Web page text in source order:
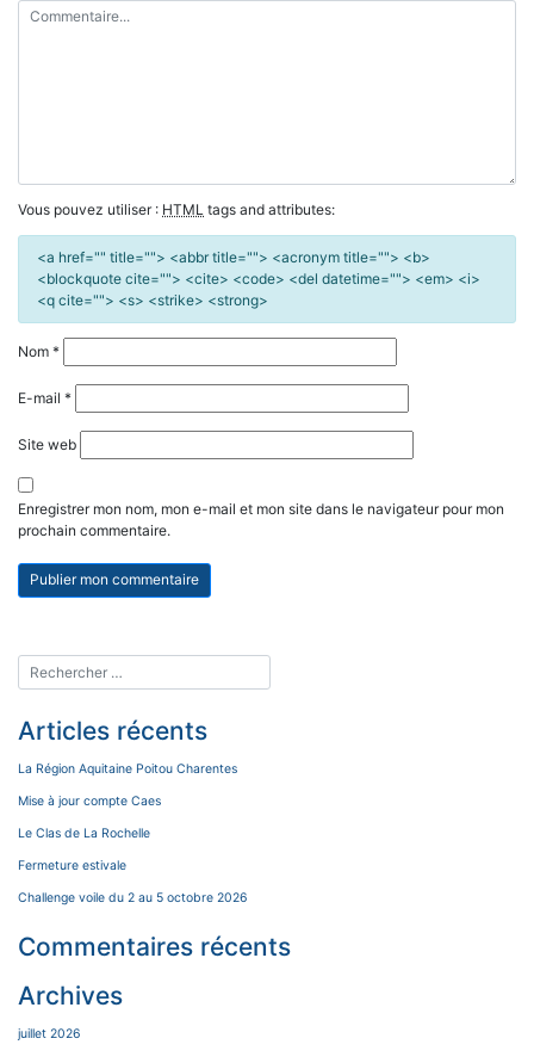
Vous pouvez utiliser : HTML tags and attributes:
<a href="" title=""> <abbr title=""> <acronym title=""> <b>
<blockquote cite=""> <cite> <code> <del datetime=""> <em> <i>
<q cite=""> <s> <strike> <strong>
Nom *
E-mail *
Site web
Enregistrer mon nom, mon e-mail et mon site dans le navigateur pour mon
prochain commentaire.
Articles récents
La Région Aquitaine Poitou Charentes
Mise à jour compte Caes
Le Clas de La Rochelle
Fermeture estivale
Challenge voile du 2 au 5 octobre 2026
Commentaires récents
Archives
juillet 2026